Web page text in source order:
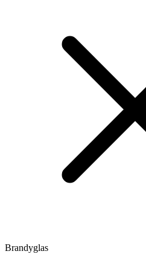
Brandyglas